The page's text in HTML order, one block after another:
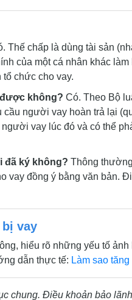
Thế chấp là dùng tài sản
của một cá nhân khác
tổ chức cho vay.
không? Có. Theo Bộ
người vay hoàn trả lại
vay lúc đó và có thể
đã ký không? Thông
đồng ý bằng văn bản.
vay
hiểu rõ những yếu tố
dẫn thực tế: Làm sao
chung. Điều khoản bảo